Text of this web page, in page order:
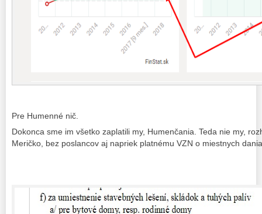
Pre Humenné nič.
Dokonca sme im všetko zaplatili my, Humenčania. Teda nie my,
Meričko, bez poslancov aj napriek platnému VZN o miestnych